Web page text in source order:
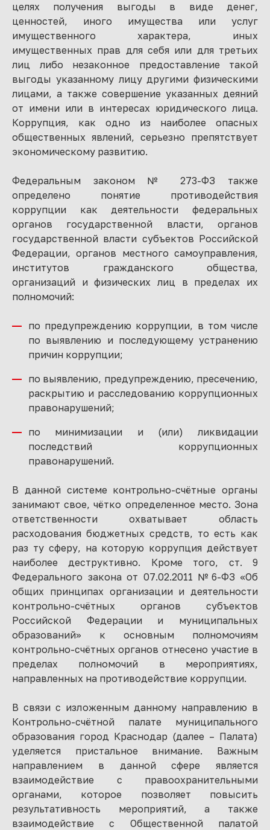
целях получения выгоды в виде денег,
ценностей, иного имущества или услуг
имущественного характера, иных
имущественных прав для себя или для третьих
лиц либо незаконное предоставление такой
выгоды указанному лицу другими физическими
лицами, а также совершение указанных деяний
от имени или в интересах юридического лица.
Коррупция, как одно из наиболее опасных
общественных явлений, серьезно препятствует
экономическому развитию.
Федеральным законом № 273-ФЗ также
определено понятие противодействия
коррупции как деятельности федеральных
органов государственной власти, органов
государственной власти субъектов Российской
Федерации, органов местного самоуправления,
институтов гражданского общества,
организаций и физических лиц в пределах их
полномочий:
по предупреждению коррупции, в том числе
по выявлению и последующему устранению
причин коррупции;
по выявлению, предупреждению, пресечению,
раскрытию и расследованию коррупционных
правонарушений;
по минимизации и (или) ликвидации
последствий коррупционных
правонарушений.
В данной системе контрольно-счётные органы
занимают свое, чётко определенное место. Зона
ответственности охватывает область
расходования бюджетных средств, то есть как
раз ту сферу, на которую коррупция действует
наиболее деструктивно. Кроме того, ст. 9
Федерального закона от 07.02.2011 №6-ФЗ «Об
общих принципах организации и деятельности
контрольно-счётных органов субъектов
Российской Федерации и муниципальных
образований» к основным полномочиям
контрольно-счётных органов отнесено участие в
пределах полномочий в мероприятиях,
направленных на противодействие коррупции.
В связи с изложенным данному направлению в
Контрольно-счётной палате муниципального
образования город Краснодар (далее – Палата)
уделяется пристальное внимание. Важным
направлением в данной сфере является
взаимодействие с правоохранительными
органами, которое позволяет повысить
результативность мероприятий, а также
взаимодействие с Общественной палатой